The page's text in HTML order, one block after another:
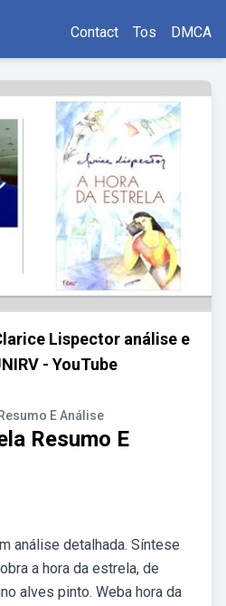
Contact Tos DMCA
Lispector análise e
- YouTube
E Análise
Resumo E
análise detalhada. Síntese
a hora da estrela, de
alves pinto. Weba hora da